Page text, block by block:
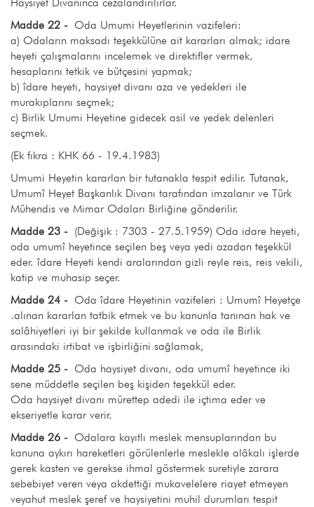
Madde 22 - Oda Umumi Heyetlerinin vazifeleri:
a) Odaların maksadı teşekkülüne ait kararları almak; idare
heyeti çalışmalarını incelemek ve direktifler vermek,
hesaplarını tetkik ve bütçesini yapmak;
b) îdare heyeti, haysiyet divanı aza ve yedekleri ile
murakıplarını seçmek;
c) Birlik Umumi Heyetine gidecek asil ve yedek delenleri
seçmek.
(Ek fıkra : KHK 66 - 19.4.1983)
Umumi Heyetin kararlan bir tutanakla tespit edilir. Tutanak,
Umumî Heyet Başkanlık Divanı tarafından imzalanır ve Türk
Mühendis ve Mimar Odaları Birliğine gönderilir.
Madde 23 - (Değişik : 7303 - 27.5.1959) Oda idare heyeti,
oda umumî heyetince seçilen beş veya yedi azadan teşekkül
eder. îdare Heyeti kendi aralarından gizli reyle reis, reis vekili,
katip ve muhasip seçer.
Madde 24 - Oda îdare Heyetinin vazifeleri : Umumî Heyetçe
.alınan kararlan tatbik etmek ve bu kanunla tanınan hak ve
salâhiyetleri iyi bir şekilde kullanmak ve oda ile Birlik
arasındaki irtibat ve işbirliğini sağlamak,
Madde 25 - Oda haysiyet divanı, oda umumî heyetince iki
sene müddetle seçilen beş kişiden teşekkül eder.
Oda haysiyet divanı mürettep adedi ile içtima eder ve
ekseriyetle karar verir.
Madde 26 - Odalara kayıtlı meslek mensuplarından bu
kanuna aykırı hareketleri görülenlerle meslekle alâkalı işlerde
gerek kasten ve gerekse ihmal göstermek suretiyle zarara
sebebiyet veren veya akdettiği mukavelelere riayet etmeyen
veyahut meslek şeref ve haysiyetini muhil durumları tespit